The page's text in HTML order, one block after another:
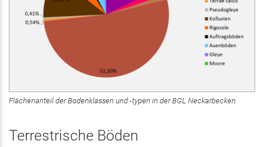
Flächenanteil der Bodenklassen und -typen in der BGL Neckarbecken
Terrestrische Böden